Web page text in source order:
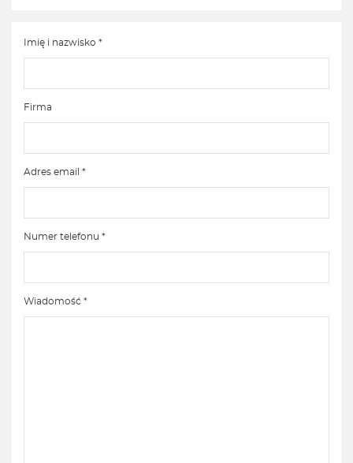
Imię i nazwisko *
Firma
Adres email *
Numer telefonu *
Wiadomość *